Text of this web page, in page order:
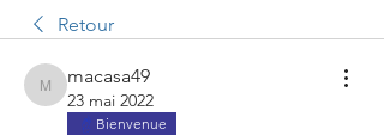
Retour
macasa49
macasa49
23 mai 2022
Bienvenue